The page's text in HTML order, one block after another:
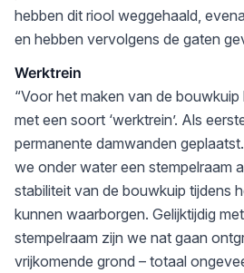
hebben dit riool weggehaald,
en hebben vervolgens de gaten
Werktrein
“Voor het maken van de
met een soort ‘werktrein’. Als
permanente damwanden
we onder water een stempelraam
stabiliteit van de bouwkuip tijdens
kunnen waarborgen. Gelijktijdig
stempelraam zijn we nat gaan
vrijkomende grond – totaal